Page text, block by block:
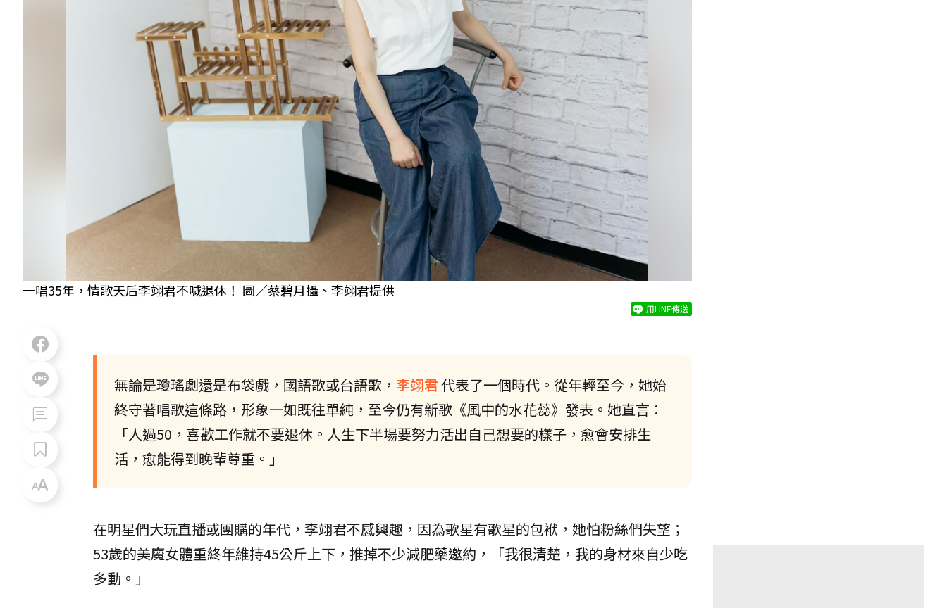
一唱35年，情歌天后李翊君不喊退休！ 圖／蔡碧月攝、李翊君提供
用LINE傳送
無論是瓊瑤劇還是布袋戲，國語歌或台語歌， 李翊君代表了一個時代。從年輕至今，她始
終守著唱歌這條路，形象一如既往單純，至今仍有新歌《風中的水花蕊》發表。她直言：
「人過50，喜歡工作就不要退休。人生下半場要努力活出自己想要的樣子，愈會安排生
活，愈能得到晚輩尊重。」
在明星們大玩直播或團購的年代，李翊君不感興趣，因為歌星有歌星的包袱，她怕粉絲們失望；
53歲的美魔女體重終年維持45公斤上下，推掉不少減肥藥邀約，「我很清楚，我的身材來自少吃
多動。」